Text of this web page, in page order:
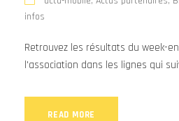
infos
Retrouvez les résultats du week-
l'association dans les lignes qui
READ MORE